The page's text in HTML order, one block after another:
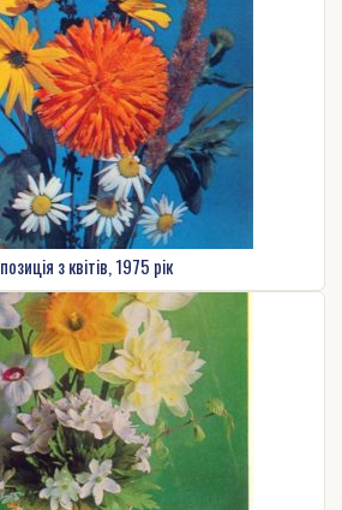
з квітів, 1975 рік